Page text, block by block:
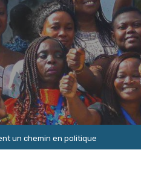
un chemin en politique